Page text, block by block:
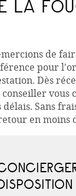
LA
de
pour
Dès
vous
Sans
en moins